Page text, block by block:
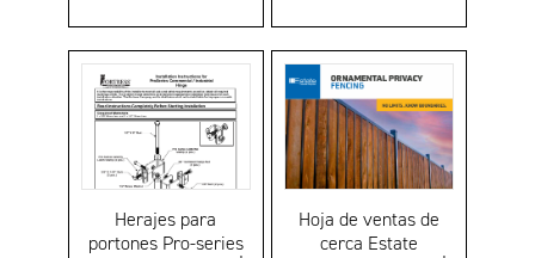
Herajes para
portones Pro-series
Hoja de ventas de
cerca Estate